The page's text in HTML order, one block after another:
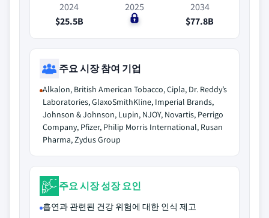
2024
$25.5B
2025
$0
2034
$77.8B
주요 시장 참여 기업
Alkalon, British American Tobacco, Cipla, Dr. Reddy’s
Laboratories, GlaxoSmithKline, Imperial Brands,
Johnson & Johnson, Lupin, NJOY, Novartis, Perrigo
Company, Pfizer, Philip Morris International, Rusan
Pharma, Zydus Group
주요 시장 성장 요인
흡연과 관련된 건강 위험에 대한 인식 제고